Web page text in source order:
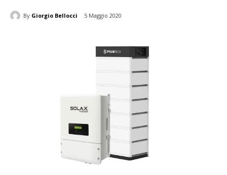
By Giorgio Bellocci 5 Maggio 2020